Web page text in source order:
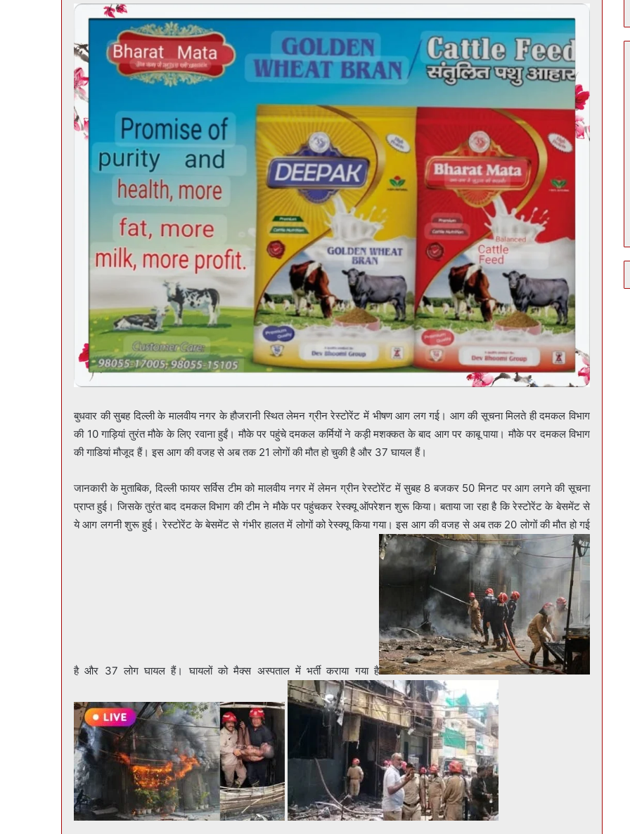
बुधवार की सुबह दिल्ली के मालवीय नगर के हौजरानी स्थित लेमन ग्रीन रेस्टोरेंट में भीषण आग लग गई। आग की सूचना मिलते ही दमकल विभाग
की 10 गाड़ियां तुरंत मौके के लिए रवाना हुईं। मौके पर पहुंचे दमकल कर्मियों ने कड़ी मशक्कत के बाद आग पर काबू पाया। मौके पर दमकल विभाग
की गाडियां मौजूद हैं। इस आग की वजह से अब तक 21 लोगों की मौत हो चुकी है और 37 घायल हैं।
जानकारी के मुताबिक, दिल्ली फायर सर्विस टीम को मालवीय नगर में लेमन ग्रीन रेस्टोरेंट में सुबह 8 बजकर 50 मिनट पर आग लगने की सूचना
प्राप्त हुई। जिसके तुरंत बाद दमकल विभाग की टीम ने मौके पर पहुंचकर रेस्क्यू ऑपरेशन शुरू किया। बताया जा रहा है कि रेस्टोरेंट के बेसमेंट से
ये आग लगनी शुरू हुई। रेस्टोरेंट के बेसमेंट से गंभीर हालत में लोगों को रेस्क्यू किया गया। इस आग की वजह से अब तक 20 लोगों की मौत हो गई
है और 37 लोग घायल हैं। घायलों को मैक्स अस्पताल में भर्ती कराया गया है